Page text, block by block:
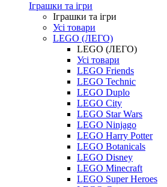
Іграшки та ігри
Іграшки та ігри
Усі товари
LEGO (ЛЕГО)
LEGO (ЛЕГО)
Усі товари
LEGO Friends
LEGO Technic
LEGO Duplo
LEGO City
LEGO Star Wars
LEGO Ninjago
LEGO Harry Potter
LEGO Botanicals
LEGO Disney
LEGO Minecraft
LEGO Super Heroes